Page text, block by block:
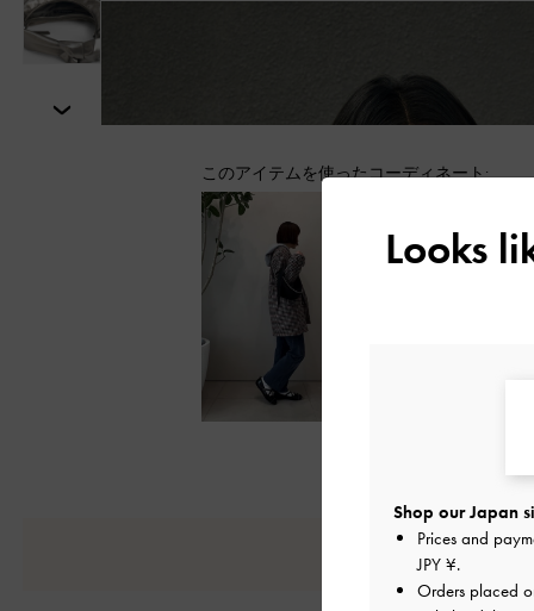
次
このアイテムを使ったコーディネート:
Looks
Shop our Japan
Prices and
JPY ¥.
Orders placed